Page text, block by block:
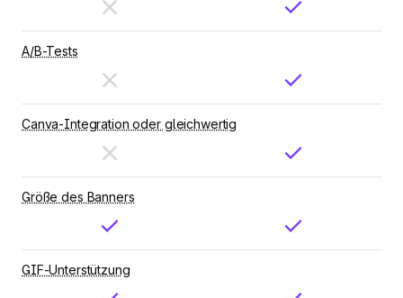
A/B-Tests
Canva-Integration oder gleichwertig
Größe des Banners
GIF-Unterstützung